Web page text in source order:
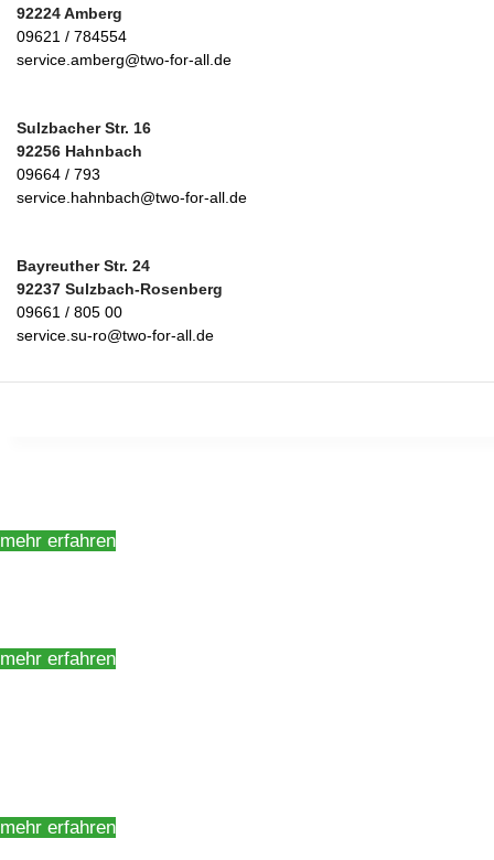
92224 Amberg
09621 / 784554
service.amberg@two-for-all.de
Sulzbacher Str. 16
92256 Hahnbach
09664 / 793
service.hahnbach@two-for-all.de
Bayreuther Str. 24
92237 Sulzbach-Rosenberg
09661 / 805 00
service.su-ro@two-for-all.de
mehr erfahren
mehr erfahren
mehr erfahren